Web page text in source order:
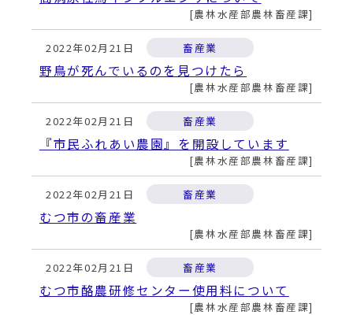
農林水産部農林畜産課
2022年02月21日 畜産業
野鳥が死んでいるのを見つけたら
農林水産部農林畜産課
2022年02月21日 畜産業
『市民ふれあい農園』を開設しています
農林水産部農林畜産課
2022年02月21日 畜産業
むつ市の畜産業
農林水産部農林畜産課
2022年02月21日 畜産業
むつ市酪農研修センター使用料について
農林水産部農林畜産課